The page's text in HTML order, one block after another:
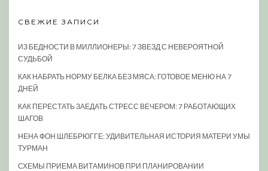
СВЕЖИЕ ЗАПИСИ
ИЗ БЕДНОСТИ В МИЛЛИОНЕРЫ: 7 ЗВЕЗД С НЕВЕРОЯТНОЙ
СУДЬБОЙ
КАК НАБРАТЬ НОРМУ БЕЛКА БЕЗ МЯСА: ГОТОВОЕ МЕНЮ НА 7
ДНЕЙ
КАК ПЕРЕСТАТЬ ЗАЕДАТЬ СТРЕСС ВЕЧЕРОМ: 7 РАБОТАЮЩИХ
ШАГОВ
НЕНА ФОН ШЛЕБРЮГГЕ: УДИВИТЕЛЬНАЯ ИСТОРИЯ МАТЕРИ УМЫ
ТУРМАН
СХЕМЫ ПРИЕМА ВИТАМИНОВ ПРИ ПЛАНИРОВАНИИ